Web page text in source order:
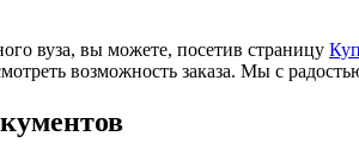
вуза, вы можете, посетив страницу
возможность заказа. Мы с